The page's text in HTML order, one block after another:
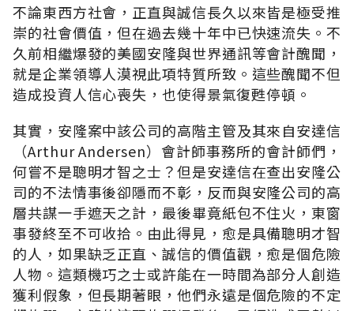
不論東西方社會，正直與誠信長久以來皆是極受推
崇的社會價值，但在過去幾十年中已快速流失。不
久前相繼爆發的美國安隆與世界通訊等會計醜聞，
就是企業領導人漠視此項特質所致。這些醜聞不但
造成投資人信心喪失，也使得景氣復甦停頓。
其實，安隆案中該公司的高階主管及其來自安達信
（Arthur Andersen）會計師事務所的會計師們，
何嘗不是聰明才智之士？但是安達信在查出安隆公
司的不法情事後卻隱而不彰，反而與安隆公司的高
層共謀一手遮天之計，最後畢竟紙包不住火，東窗
事發終至不可收拾。由此得見，愈是具備聰明才智
的人，如果缺乏正直、誠信的價值觀，愈是個危險
人物。這類機巧之士或許能在一時間為部分人創造
獲利假象，但長期著眼，他們永遠是個危險的不定